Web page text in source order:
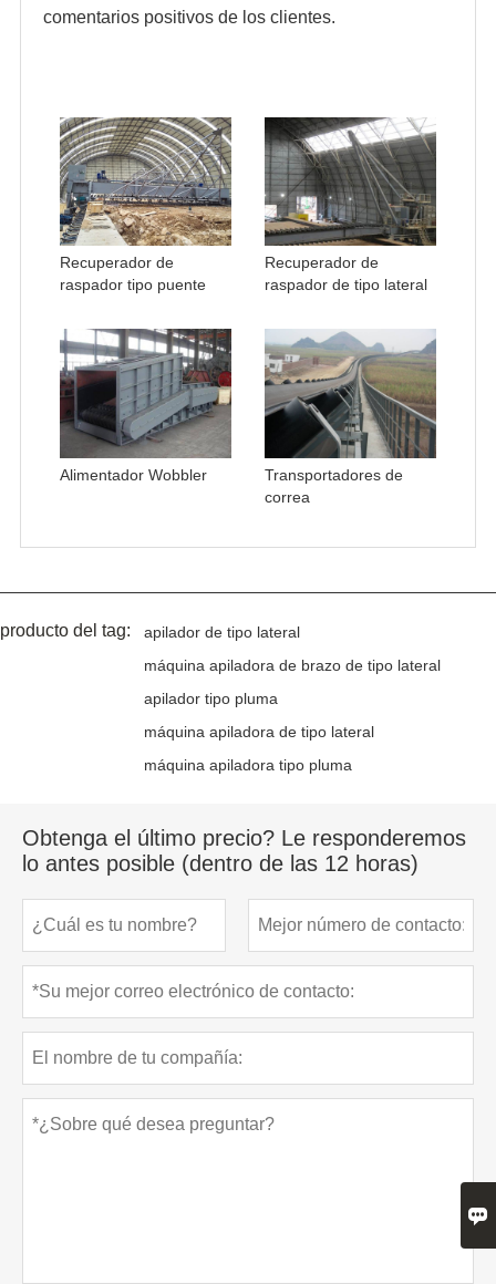
comentarios positivos de los clientes.
Recuperador de
raspador tipo puente
Recuperador de
raspador de tipo lateral
Alimentador Wobbler
Transportadores de
correa
producto del tag:
apilador de tipo lateral
máquina apiladora de brazo de tipo lateral
apilador tipo pluma
máquina apiladora de tipo lateral
máquina apiladora tipo pluma
Obtenga el último precio? Le responderemos
lo antes posible (dentro de las 12 horas)
